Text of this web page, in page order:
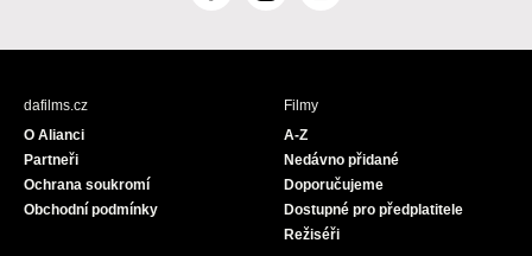
c
s
u
dafilms.cz
O Alianci
Partneři
Ochrana soukromí
Obchodní podmínky
Filmy
A-Z
Nedávno přidané
Doporučujeme
Dostupné pro předplatitele
Režiséři